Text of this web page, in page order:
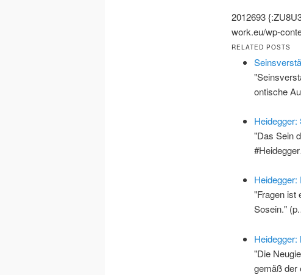
2012693
work.eu/wp-
RELATED POSTS
ontische
Heidegger:
"Das Sein
Heidegger:
"Fragen ist
Sosein."
Heidegger:
"Die
gemäß